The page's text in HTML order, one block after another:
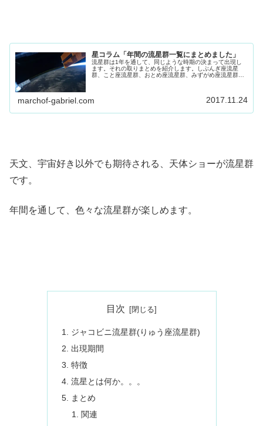
星コラム「年間の流星群一覧にまとめました」
流星群は1年を通して、同じような時期の決まって出現し
ます。それの取りまとめを紹介します。しぶんぎ座流星
群、こと座流星群、おとめ座流星群、みずがめ座流星群、
marchof-gabriel.com 2017.11.24
天文、宇宙好き以外でも期待される、天体ショーが流星群
です。
年間を通して、色々な流星群が楽しめます。
目次
ジャコビニ流星群(りゅう座流星群)
出現期間
特徴
流星とは何か。。。
まとめ
関連